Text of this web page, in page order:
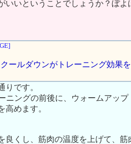
いいということでしょうか？ぼ
ールダウンがトレーニング効果
りです。
ニングの前後に、ウォームアッ
高めます。
良くし、筋肉の温度を上げて、筋